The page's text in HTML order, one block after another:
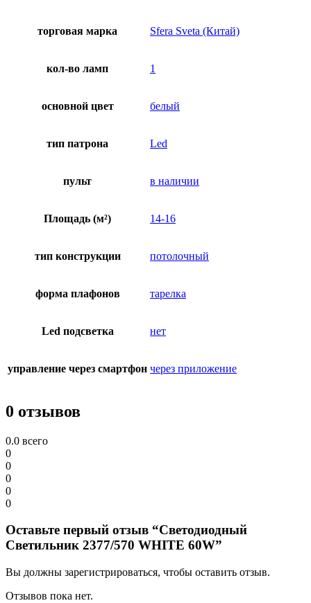
торговая марка Sfera Sveta (Китай)
кол-во ламп 1
основной цвет белый
тип патрона Led
пульт в наличии
Площадь (м²) 14-16
тип конструкции потолочный
форма плафонов тарелка
Led подсветка нет
управление через смартфон через приложение
0 отзывов
0.0 всего
0
0
0
0
0
Оставьте первый отзыв “Светодиодный
Светильник 2377/570 WHITE 60W”
Вы должны зарегистрироваться, чтобы оставить отзыв.
Отзывов пока нет.